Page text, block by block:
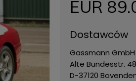
EUR
Dostawców
Gassmann
Alte Bundesstr. 48
D-37120